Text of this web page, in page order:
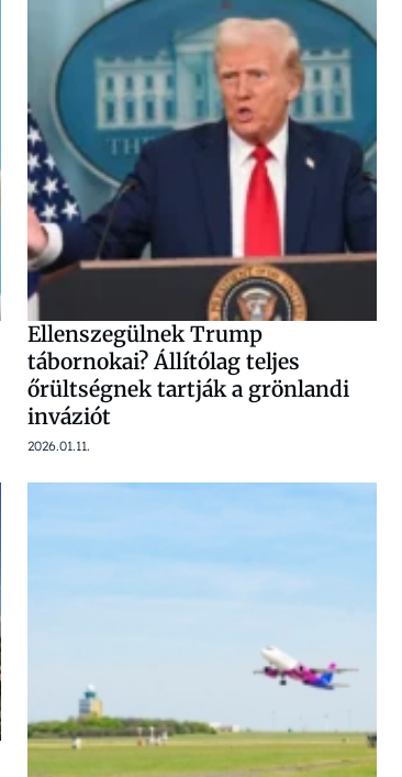
Ellenszegülnek Trump
tábornokai? Állítólag teljes
őrültségnek tartják a grönlandi
inváziót
2026.01.11.